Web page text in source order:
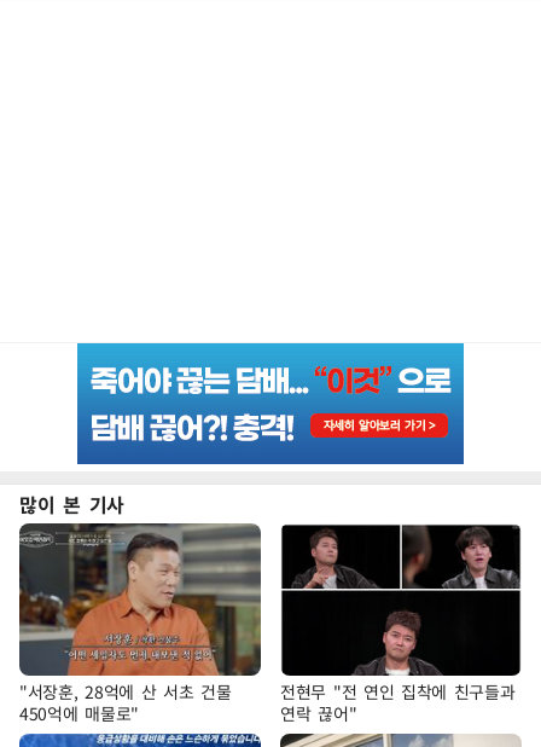
많이 본 기사
"서장훈, 28억에 산 서초 건물
450억에 매물로"
전현무 "전 연인 집착에 친구들과
연락 끊어"